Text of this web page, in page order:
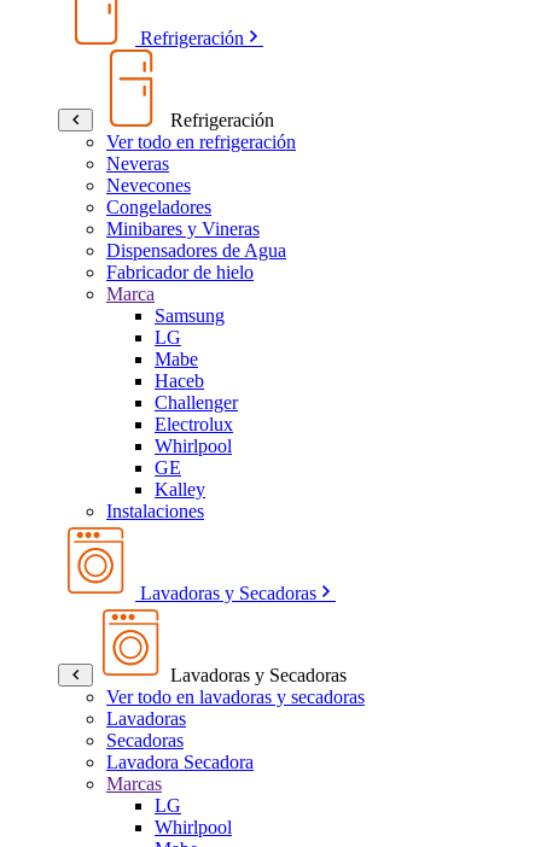
Refrigeración
Refrigeración
Ver todo en refrigeración
Neveras
Nevecones
Congeladores
Minibares y Vineras
Dispensadores de Agua
Fabricador de hielo
Marca
Samsung
LG
Mabe
Haceb
Challenger
Electrolux
Whirlpool
GE
Kalley
Instalaciones
Lavadoras y Secadoras
Lavadoras y Secadoras
Ver todo en lavadoras y secadoras
Lavadoras
Secadoras
Lavadora Secadora
Marcas
LG
Whirlpool